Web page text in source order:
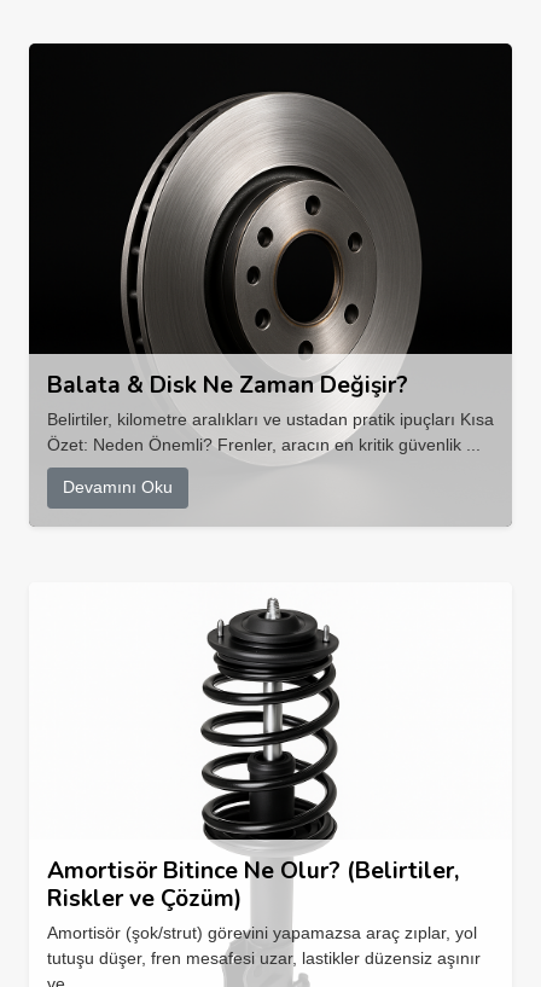
Balata & Disk Ne Zaman Değişir?
Belirtiler, kilometre aralıkları ve ustadan pratik ipuçları Kısa
Özet: Neden Önemli? Frenler, aracın en kritik güvenlik ...
Devamını Oku
Amortisör Bitince Ne Olur? (Belirtiler,
Riskler ve Çözüm)
Amortisör (şok/strut) görevini yapamazsa araç zıplar, yol
tutuşu düşer, fren mesafesi uzar, lastikler düzensiz aşınır